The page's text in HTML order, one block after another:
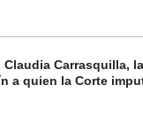
Claudia Carrasquilla,
a quien la Corte